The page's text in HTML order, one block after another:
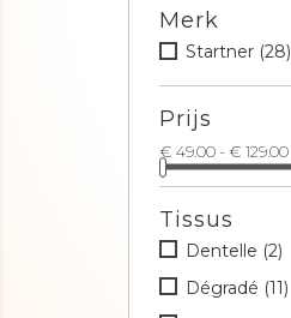
Merk
Startner (28)
Prijs
€ 49.00 - € 129.00
Tissus
Dentelle (2)
Dégradé (11)